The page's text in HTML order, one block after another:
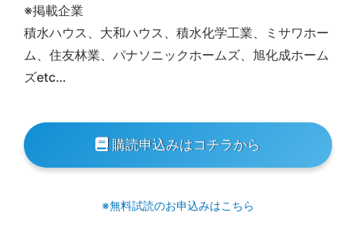
※掲載企業
積水ハウス、大和ハウス、積水化学工業、ミサワホー
ム、住友林業、パナソニックホームズ、旭化成ホーム
ズetc…
購読申込みはコチラから
※無料試読のお申込みはこちら